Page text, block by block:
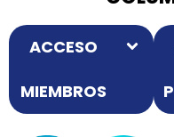
ACCESO
MIEMBROS